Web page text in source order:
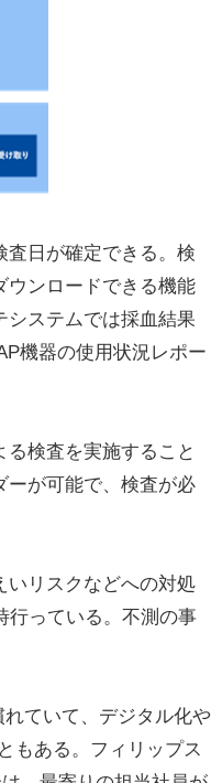
日が確定できる。検
ウンロードできる機能
システムでは採血結果
機器の使用状況レポー
検査を実施すること
ーが可能で、検査が必
リスクなどへの対処
行っている。不測の事
ていて、デジタル化や
もある。フィリップス